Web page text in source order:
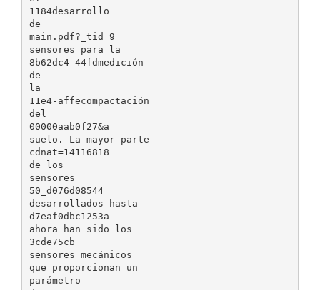
1184desarrollo
de
main.pdf?_tid=9
sensores para la
8b62dc4-44fdmedición
de
la
11e4-affecompactación
del
00000aab0f27&a
suelo. La mayor parte
cdnat=14116818
de los
sensores
50_d076d08544
desarrollados hasta
d7eaf0dbc1253a
ahora han sido los
3cde75cb
sensores mecánicos
que proporcionan un
parámetro